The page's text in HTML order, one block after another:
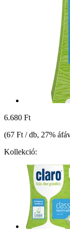
6.680 Ft
(67 Ft / db, 27%
Kollekció: